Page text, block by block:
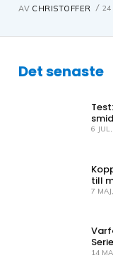
AV CHRISTOFFER 24
Det senaste
6
till
7
14